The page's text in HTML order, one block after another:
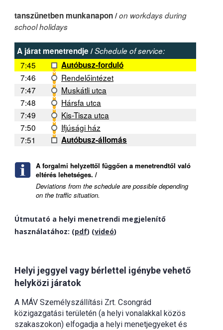
tanszünetben munkanapon /on workdays during
school holidays
A járat menetrendje /Schedule of service:
7:45
Autóbusz-forduló
7:46
Rendelőintézet
7:47
Muskátli utca
7:48
Hársfa utca
7:49
Kis-Tisza utca
7:50
Ifjúsági ház
7:51
Autóbusz-állomás
A forgalmi helyzettől függően a menetrendtől való
eltérés lehetséges. /
Deviations from the schedule are possible depending
on the traffic situation.
Útmutató a helyi menetrendi megjelenítő
használatához: (pdf) (videó)
Helyi jeggyel vagy bérlettel igénybe vehető
helyközi járatok
A MÁV Személyszállítási Zrt. Csongrád
közigazgatási területén (a helyi vonalakkal közös
szakaszokon) elfogadja a helyi menetjegyeket és